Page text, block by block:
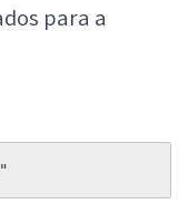
para a